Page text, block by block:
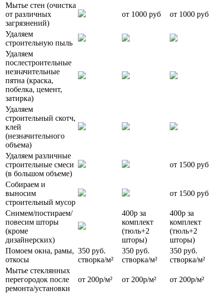
Мытье стен (очистка
от различных
загрязнений)
от 1000 руб от 1000 руб
Удаляем
строительную пыль
Удаляем
послестроительные
незначительные
пятна (краска,
побелка, цемент,
затирка)
Удаляем
строительный скотч,
клей
(незначительного
объема)
Удаляем различные
строительные смеси
(в большом объеме)
от 1500 руб
Собираем и
выносим
строительный мусор
от 1500 руб
Снимем/постираем/
повесим шторы
(кроме
дизайнерских)
400р за
комплект
(тюль+2
шторы)
400р за
комплект
(тюль+2
шторы)
Помоем окна, рамы,
откосы
350 руб.
створка/м²
350 руб.
створка/м²
350 руб.
створка/м²
Мытье стеклянных
перегородок после
ремонта/установки
от 200р/м² от 200р/м² от 200р/м²